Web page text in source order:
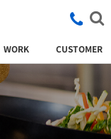
WORK CUSTOMER